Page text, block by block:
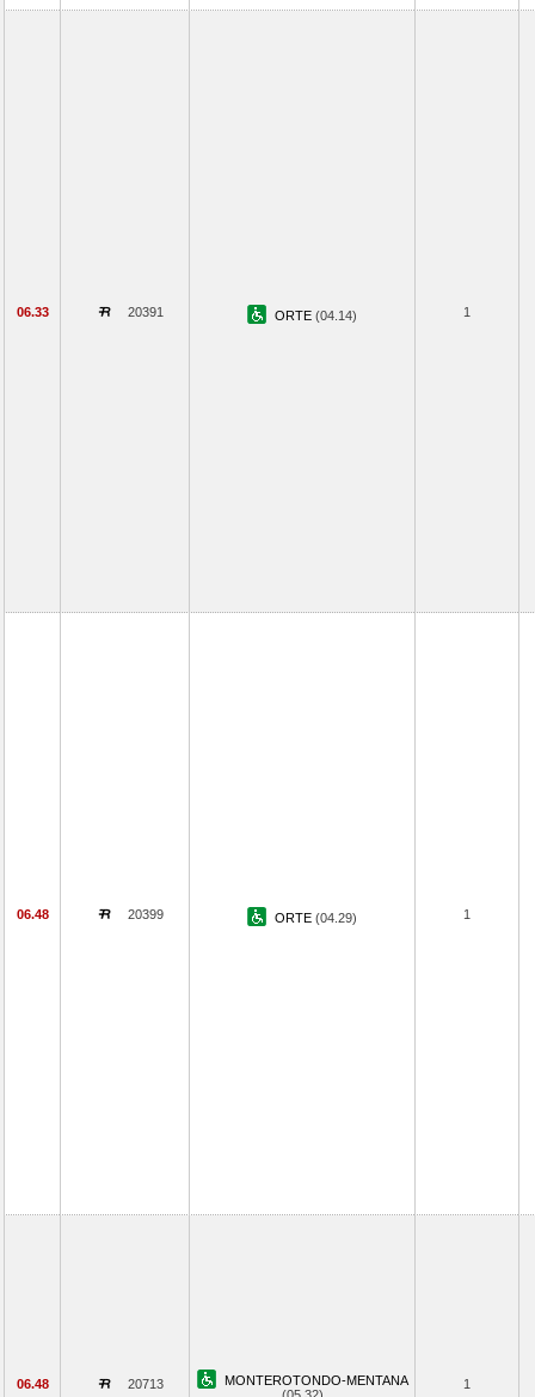
06.33 20391 ORTE (04.14) 1
06.48 20399 ORTE (04.29) 1
06.48 20713
MONTEROTONDO-MENTANA
1